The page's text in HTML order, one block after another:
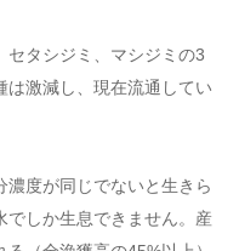
セタシジミ、マシジミの3
は激減し、現在流通してい
度が同じでないと生きら
でしか生息できません。産